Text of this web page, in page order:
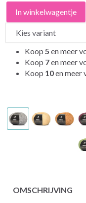
In winkelwagentje
Koop 5 en meer
Koop 7en meer
Koop 10en meer
OMSCHRIJVING